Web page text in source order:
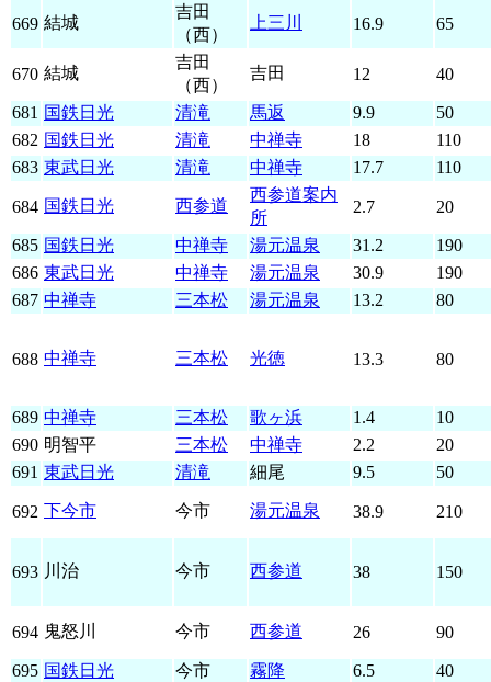
669 結城
吉田
（西）
上三川 16.9 65
670 結城
吉田
（西）
吉田 12 40
681 国鉄日光 清滝 馬返 9.9
50
682 国鉄日光 清滝 中禅寺 18
110
683 東武日光 清滝 中禅寺 17.7 110
684 国鉄日光 西参道
西参道案内
所
2.7 20
685 国鉄日光 中禅寺 湯元温泉 31.2
190
686 東武日光 中禅寺 湯元温泉 30.9
190
687 中禅寺 三本松 湯元温泉 13.2 80
688 中禅寺 三本松 光徳 13.3 80
689 中禅寺 三本松 歌ヶ浜 1.4
10
690 明智平 三本松 中禅寺 2.2
20
691 東武日光 清滝 細尾 9.5 50
692 下今市 今市 湯元温泉 38.9 210
693 川治 今市 西参道 38 150
694 鬼怒川 今市 西参道 26 90
695 国鉄日光 今市 霧降 6.5
40